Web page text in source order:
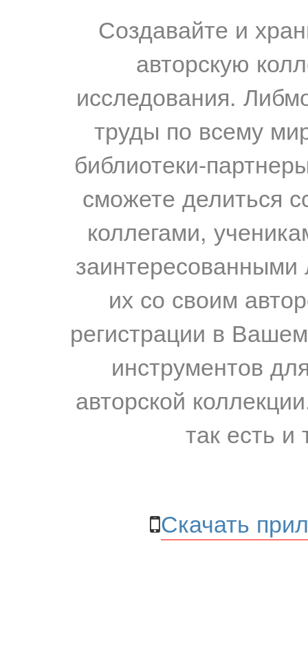
Создавайте и
авторскую
исследования.
труды по всему
библиотеки-
сможете делиться
коллегами,
их со своим
регистрации в
инструментов
авторской
так есть и
Скачать